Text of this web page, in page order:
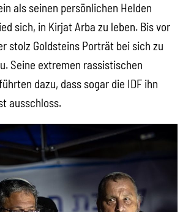
als seinen persönlichen Helden
sich, in Kirjat Arba zu leben. Bis vor
stolz Goldsteins Porträt bei sich zu
Seine extremen rassistischen
dazu, dass sogar die IDF ihn
ausschloss.